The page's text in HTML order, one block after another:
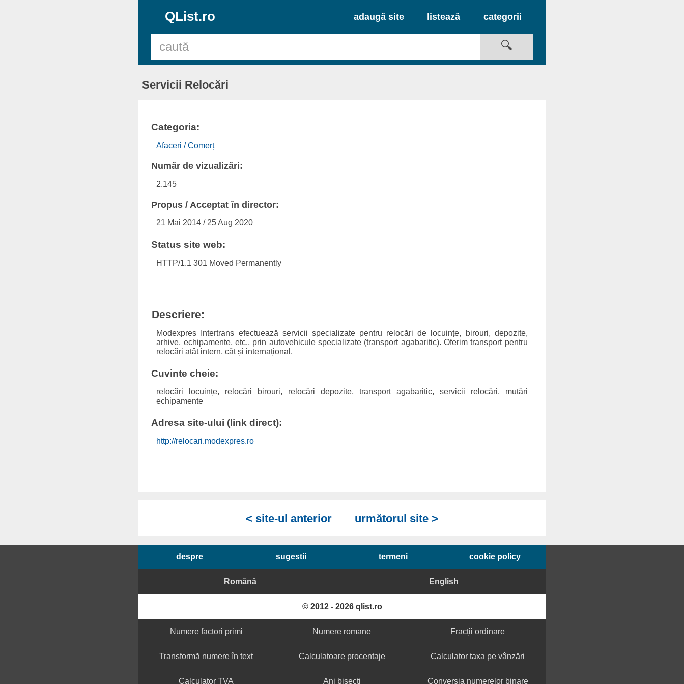
QList.ro adaugă site listează categorii
Servicii Relocări
Categoria:
Afaceri / Comerț
Număr de vizualizări:
2.145
Propus / Acceptat în director:
21 Mai 2014 / 25 Aug 2020
Status site web:
HTTP/1.1 301 Moved Permanently
Descriere:
Modexpres Intertrans efectuează servicii specializate pentru relocări de locuințe, birouri, depozite,
arhive, echipamente, etc., prin autovehicule specializate (transport agabaritic). Oferim transport pentru
relocări atât intern, cât și internațional.
Cuvinte cheie:
relocări locuințe, relocări birouri, relocări depozite, transport agabaritic, servicii relocări, mutări
echipamente
Adresa site-ului (link direct):
http://relocari.modexpres.ro
< site-ul anterior următorul site >
despre sugestii termeni cookie policy
Română English
© 2012 - 2026 qlist.ro
Numere factori primi Numere romane Fracții ordinare
Transformă numere în text Calculatoare procentaje Calculator taxa pe vânzări
Calculator TVA Ani bisecți Conversia numerelor binare